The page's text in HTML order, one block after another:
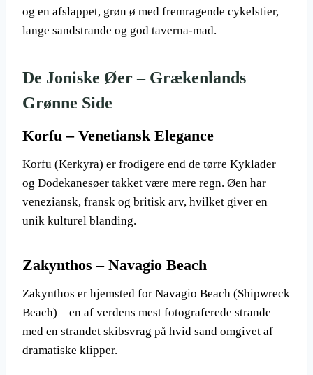
og en afslappet, grøn ø med fremragende cykelstier,
lange sandstrande og god taverna-mad.
De Joniske Øer – Grækenlands
Grønne Side
Korfu – Venetiansk Elegance
Korfu (Kerkyra) er frodigere end de tørre Kyklader
og Dodekanesøer takket være mere regn. Øen har
veneziansk, fransk og britisk arv, hvilket giver en
unik kulturel blanding.
Zakynthos – Navagio Beach
Zakynthos er hjemsted for Navagio Beach (Shipwreck
Beach) – en af verdens mest fotograferede strande
med en strandet skibsvrag på hvid sand omgivet af
dramatiske klipper.